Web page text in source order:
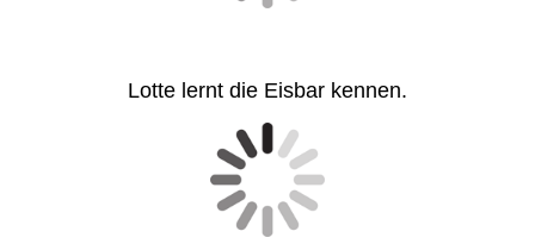
Lotte lernt die Eisbar kennen.